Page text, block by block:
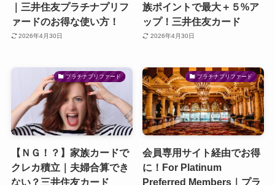
｜三井住友プラチナプリフ
ァードのお得な使い方！
2026年4月30日
族ポイントで最大＋５%ア
ップ！三井住友カード
2026年4月30日
プラチナプリファード
【ＮＧ！？】家族カードで
クレカ積立｜夫婦合算でき
ない？三井住友カード
プラチナプリファード
会員専用サイト経由でお得
に！For Platinum
Preferred Members｜プラ